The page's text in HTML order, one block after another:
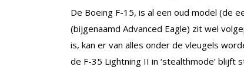
De Boeing F-15, is al een oud model (de
(bijgenaamd Advanced Eagle) zit wel
is, kan er van alles onder de vleugels
de F-35 Lightning II in ‘stealthmode’